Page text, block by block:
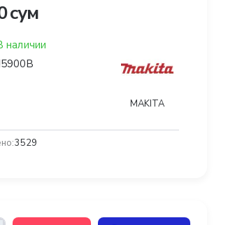
сум
наличии
MAKITA
3529